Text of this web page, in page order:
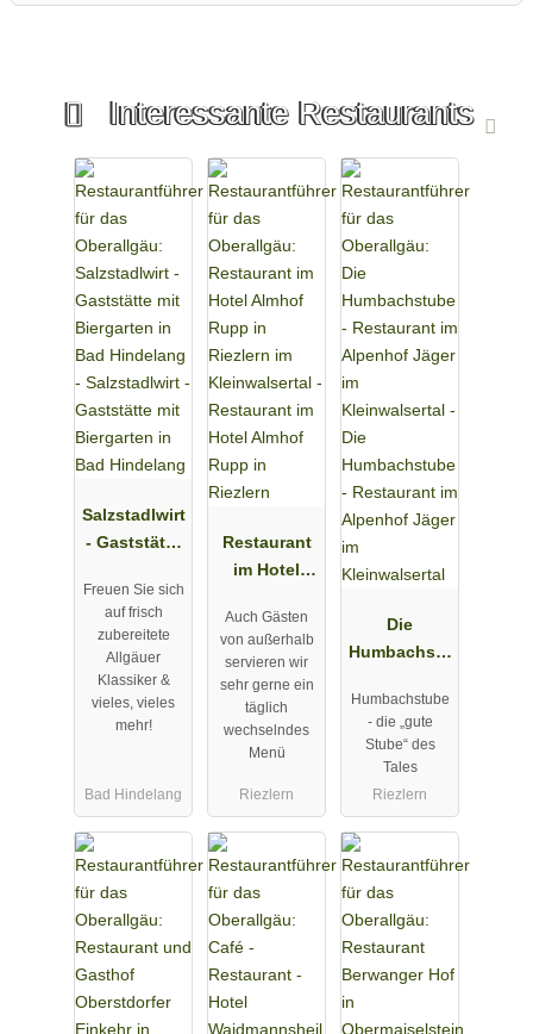
Interessante Restaurants
Salzstadlwirt
- Gaststätte
Biergarten in
Hindelang
Freuen Sie sich
auf frisch
zubereitete
Allgäuer
Klassiker &
vieles, vieles
mehr!
Bad Hindelang
Restaurant
im Hotel
Rupp in
Auch Gästen
von außerhalb
servieren wir
sehr gerne ein
täglich
wechselndes
Menü
Riezlern
Die
Humbachstu
Restaurant
im Alpenhof
Jäger im
Kleinwalsert
al
Humbachstube
- die „gute
Stube“ des
Tales
Riezlern